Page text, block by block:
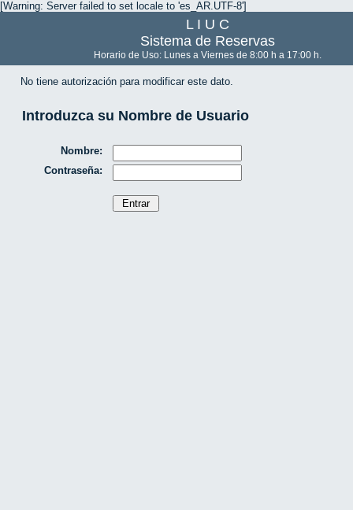
[Warning: Server failed to set locale to 'es_AR.UTF-8']
L I U C
Sistema de Reservas
Horario de Uso: Lunes a Viernes de 8:00 h a 17:00 h.
No tiene autorización para modificar este dato.
Introduzca su Nombre de Usuario
Nombre:
Contraseña: